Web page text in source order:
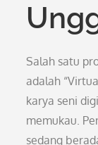
Salah satu
adalah
karya seni
memukau.
sedang